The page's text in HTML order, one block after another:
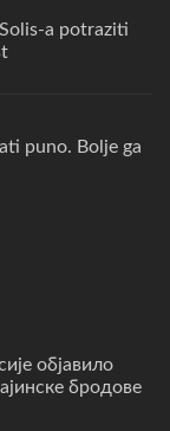
a potraziti
puno. Bolje ga
објавило
бродове